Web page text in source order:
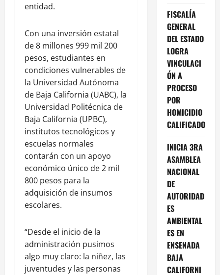
entidad.
Con una inversión estatal
de 8 millones 999 mil 200
pesos, estudiantes en
condiciones vulnerables de
la Universidad Autónoma
de Baja California (UABC), la
Universidad Politécnica de
Baja California (UPBC),
institutos tecnológicos y
escuelas normales
contarán con un apoyo
económico único de 2 mil
800 pesos para la
adquisición de insumos
escolares.
“Desde el inicio de la
administración pusimos
algo muy claro: la niñez, las
juventudes y las personas
FISCALÍA
GENERAL
DEL ESTADO
LOGRA
VINCULACI
ÓN A
PROCESO
POR
HOMICIDIO
CALIFICADO
INICIA 3RA
ASAMBLEA
NACIONAL
DE
AUTORIDAD
ES
AMBIENTAL
ES EN
ENSENADA
BAJA
CALIFORNI